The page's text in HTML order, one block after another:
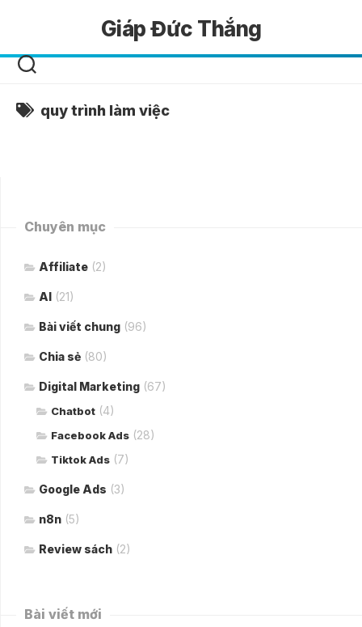
Giáp Đức Thắng
quy trình làm việc
Chuyên mục
Affiliate (2)
AI (21)
Bài viết chung (96)
Chia sẻ (80)
Digital Marketing (67)
Chatbot (4)
Facebook Ads (28)
Tiktok Ads (7)
Google Ads (3)
n8n (5)
Review sách (2)
Bài viết mới